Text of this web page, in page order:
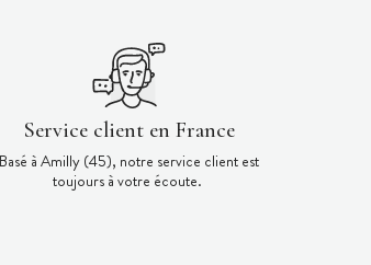
Service client en France
Basé à Amilly (45), notre service client est
toujours à votre écoute.